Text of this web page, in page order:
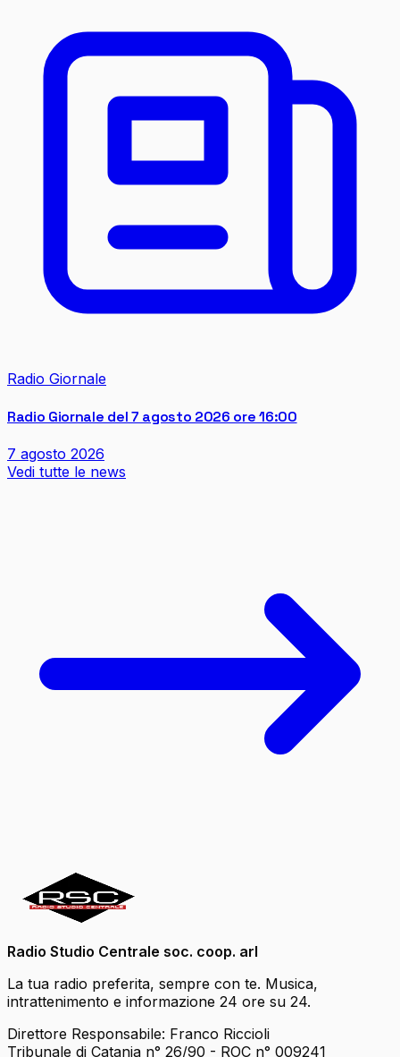
Radio Giornale
Radio Giornale del 7 agosto 2026 ore 16:00
7 agosto 2026
Vedi tutte le news
Radio Studio Centrale soc. coop. arl
La tua radio preferita, sempre con te. Musica,
intrattenimento e informazione 24 ore su 24.
Direttore Responsabile: Franco Riccioli
Tribunale di Catania n° 26/90 - ROC n° 009241